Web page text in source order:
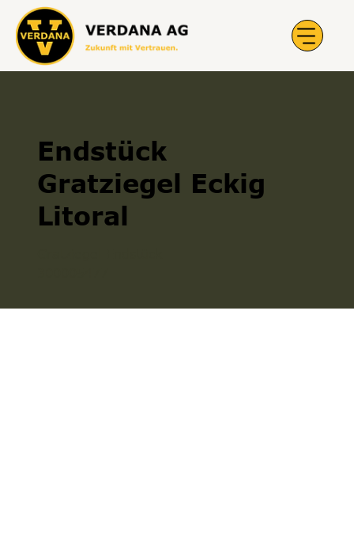
Endstück
Gratziegel Eckig
Litoral